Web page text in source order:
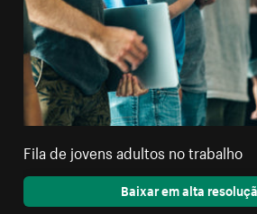
Fila de jovens adultos no trabalho
Baixar em alta